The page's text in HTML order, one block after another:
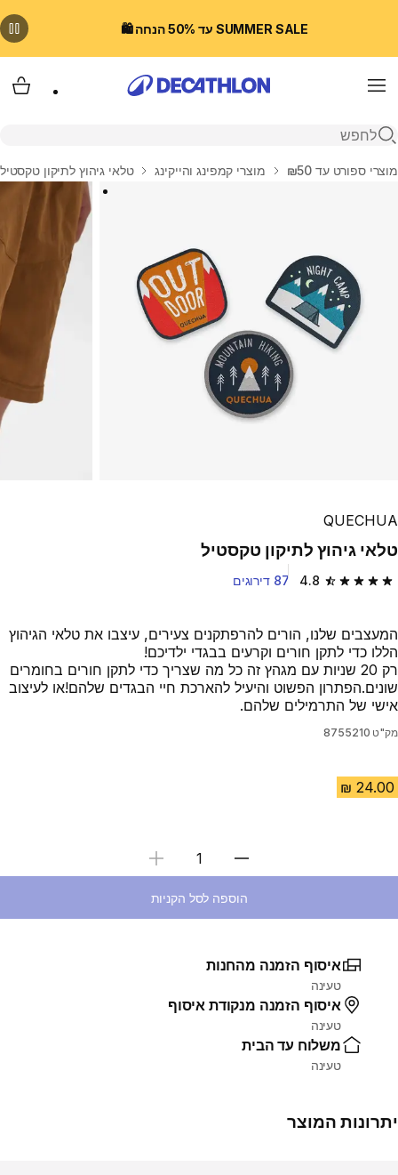
SUMMER SALE עד 50% הנחה 🛍️
Menu
פתיחת חיפוש
בית
מוצרי ספורט עד ₪50 מוצרי קמפינג והייקינג טלאי גיהוץ לתיקון טקסטיל
QUECHUA
טלאי גיהוץ לתיקון טקסטיל
4.8 4.8 out of 5 stars from 87 reviews 87 דירוגים
המעצבים שלנו, הורים להרפתקנים צעירים, עיצבו את טלאי הגיהוץ
הללו כדי לתקן חורים וקרעים בבגדי ילדיכם!
רק 20 שניות עם מגהץ זה כל מה שצריך כדי לתקן חורים בחומרים
שונים.הפתרון הפשוט והיעיל להארכת חיי הבגדים שלהם!או לעיצוב
אישי של התרמילים שלהם.
מק"ט 8755210
בחירת כמות
הוספה לסל הקניות
איסוף הזמנה מהחנות
טעינה
איסוף הזמנה מנקודת איסוף
טעינה
משלוח עד הבית
טעינה
יתרונות המוצר